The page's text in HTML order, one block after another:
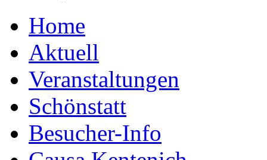
Home
Aktuell
Veranstaltungen
Schönstatt
Besucher-Info